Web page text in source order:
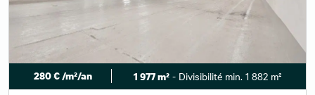
280 € /m²/an 1 977 m² - Divisibilité min. 1 882 m²